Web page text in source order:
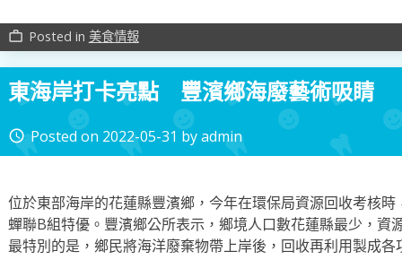
work_outline Posted in 美食情報
東海岸打卡亮點 豐濱鄉海廢藝術吸睛
access_time Posted on 2022-05-31 byadmin
位於東部海岸的花蓮縣豐濱鄉，今年在環保局資源回收考核
蟬聯B組特優。豐濱鄉公所表示，鄉境人口數花蓮縣最少，資
最特別的是，鄉民將海洋廢棄物帶上岸後，回收再利用製成